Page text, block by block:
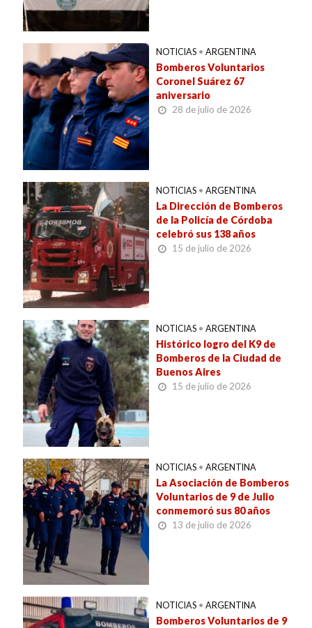
NOTICIAS • ARGENTINA
Bomberos Voluntarios
Coronel Suárez 67
aniversario
28 de julio de 2026
NOTICIAS • ARGENTINA
La Dirección de Bomberos
de la Policía de Córdoba
celebró sus 138 años
15 de julio de 2026
NOTICIAS • ARGENTINA
Histórico logro del K9 de
Bomberos de la Ciudad de
Buenos Aires
15 de julio de 2026
NOTICIAS • ARGENTINA
La Asociación de Bomberos
Voluntarios de 9 de Julio
conmemoró sus 80 años
13 de julio de 2026
NOTICIAS • ARGENTINA
Bomberos Voluntarios de 9